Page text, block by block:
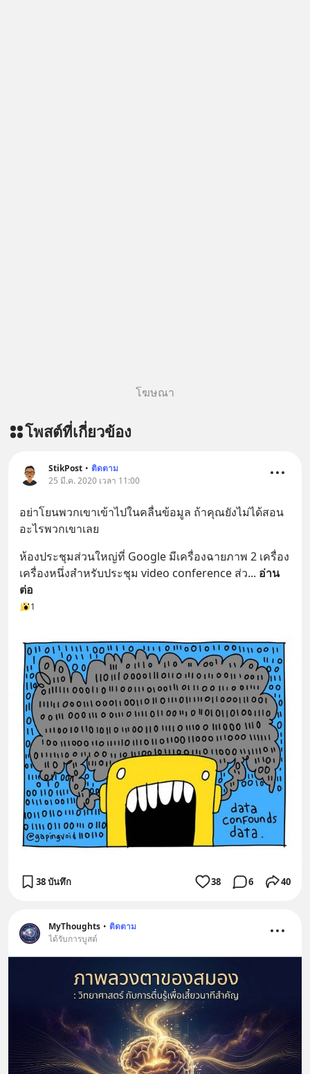
โฆษณา
โพสต์ที่เกี่ยวข้อง
StikPost • ติดตาม
25 มี.ค. 2020 เวลา 11:00
อย่าโยนพวกเขาเข้าไปในคลื่นข้อมูล ถ้าคุณยังไม่ได้สอน
อะไรพวกเขาเลย
ห้องประชุมส่วนใหญ่ที่ Google มีเครื่องฉายภาพ 2 เครื่อง
เครื่องหนึ่งสำหรับประชุม video conference ส่ว... อ่าน
ต่อ
1
38 บันทึก 38 6 40
MyThoughts • ติดตาม
ได้รับการบูสต์